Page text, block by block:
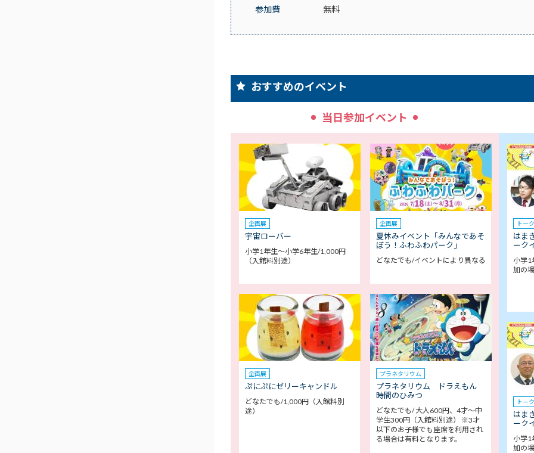
参加費 無料
おすすめのイベント
当日参加イベント
企画展
宇宙ローバー
小学1年生～小学6年生/1,000円
（入館料別途）
企画展
夏休みイベント「みんなであそ
ぼう！ふわふわパーク」
どなたでも/イベントにより異なる
企画展
ぷにぷにゼリーキャンドル
どなたでも/1,000円（入館料別
途）
プラネタリウム
プラネタリウム ドラえもん
時間のひみつ
どなたでも/ 大人600円、4才～中
学生300円（入館料別途） ※3才
以下のお子様でも座席を利用され
る場合は有料となります。
トー
はま
ーク
小学
加の
トー
はま
ーク
小学
加の